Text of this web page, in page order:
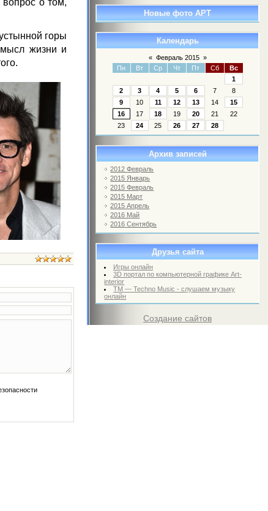
Новые фото АРТ
Календарь
« Февраль 2015 »
Пн
Вт Ср Чт Пт Сб
Вс
1
2
3 4 5 6 7
8
9
10 11 12 13 14
15
16
17 18 19 20 21
22
23
24 25 26 27 28
Архив записей
2012 Февраль
2015 Январь
2015 Февраль
2015 Март
2015 Апрель
2016 Май
2016 Сентябрь
Друзья сайта
Игры онлайн
3D портал по компьютерной графике Art-
interior
TM — Techno Music - слушаем музыку
онлайн
Создание сайтов
горы
жизни и